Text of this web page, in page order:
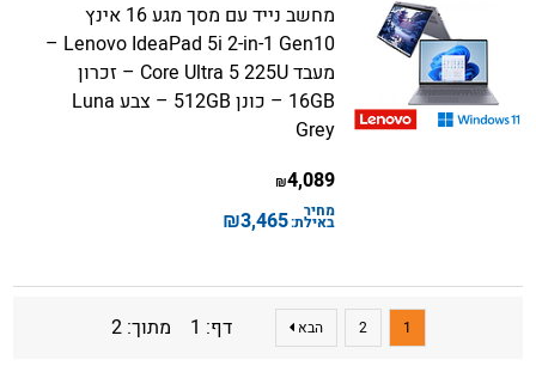
מחשב נייד עם מסך מגע 16 אינץ
Lenovo IdeaPad 5i 2-in-1 Gen10 –
מעבד Core Ultra 5 225U – זכרון
16GB – כונן 512GB – צבע Luna
Grey
4,089
₪
מחיר
באילת:3,465
₪
1
2 הבא דף: 1 מתוך: 2